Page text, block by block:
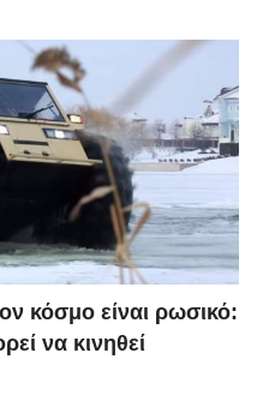
κόσμο είναι ρωσικό:
να κινηθεί